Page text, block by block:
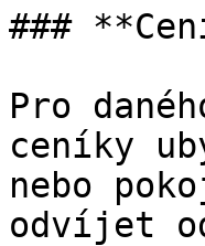
###
Pro
ceníky
nebo
odvíjet